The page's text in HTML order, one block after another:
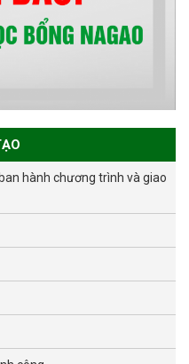
hành chương trình và giao